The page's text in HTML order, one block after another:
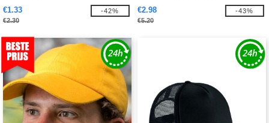
€1.33
€2.30
-42%
€2.98
€5.20
-43%